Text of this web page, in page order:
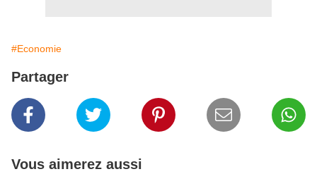
#Economie
Partager
Vous aimerez aussi